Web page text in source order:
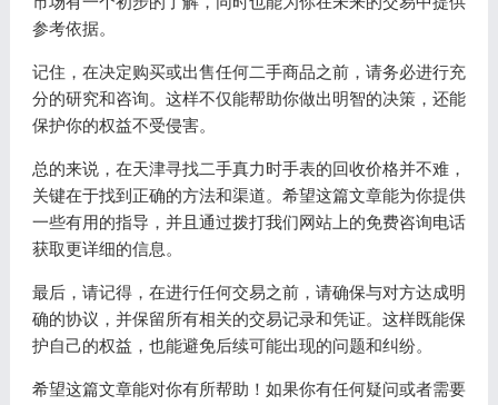
参考依据。
记住，在决定购买或出售任何二手商品之前，请务必进行充
分的研究和咨询。这样不仅能帮助你做出明智的决策，还能
保护你的权益不受侵害。
总的来说，在天津寻找二手真力时手表的回收价格并不难，
关键在于找到正确的方法和渠道。希望这篇文章能为你提供
一些有用的指导，并且通过拨打我们网站上的免费咨询电话
获取更详细的信息。
最后，请记得，在进行任何交易之前，请确保与对方达成明
确的协议，并保留所有相关的交易记录和凭证。这样既能保
护自己的权益，也能避免后续可能出现的问题和纠纷。
希望这篇文章能对你有所帮助！如果你有任何疑问或者需要